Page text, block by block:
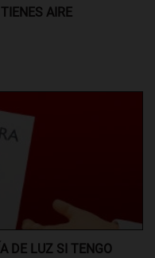
AIRE
DE LUZ SI TENGO